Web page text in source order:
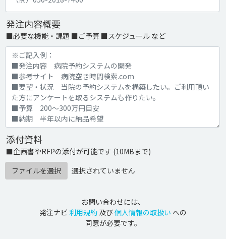
発注内容概要
■必要な機能・課題 ■ご予算 ■スケジュール など
添付資料
■企画書やRFPの添付が可能です (10MBまで)
ファイルを選択
選択されていません
お問い合わせには、
発注ナビ 利用規約 及び個人情報の取扱い への
同意が必要です。